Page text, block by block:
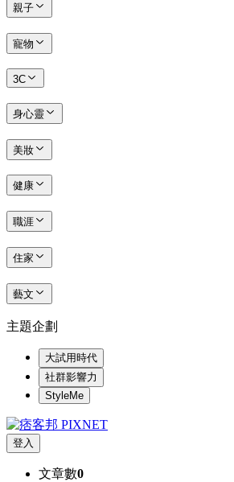
親子
寵物
3C
身心靈
美妝
健康
職涯
住家
藝文
主題企劃
大試用時代
社群影響力
StyleMe
登入
文章數0